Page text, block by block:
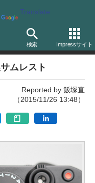
Translate
検索 Impressサイト
ムレスト
Reported by 飯塚直
（2015/11/26 13:48）